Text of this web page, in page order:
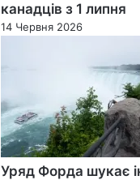
канадців з 1 липня
14 Червня 2026
Уряд Форда шукає